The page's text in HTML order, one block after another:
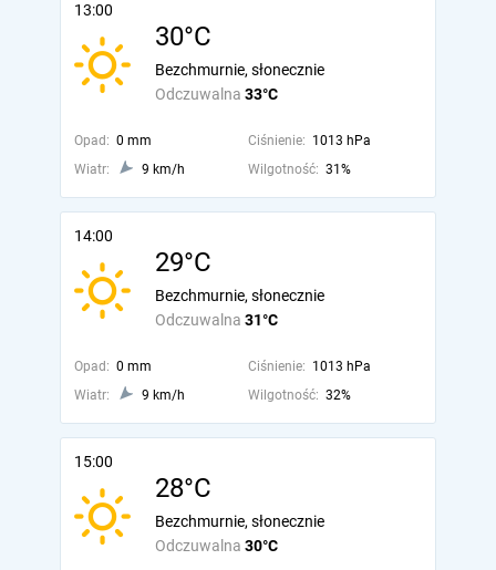
13:00
30°C
Odczuwalna 33°C
Bezchmurnie, słonecznie
Opad: 0 mm Ciśnienie: 1013 hPa
Wiatr:
9 km/h Wilgotność: 31%
14:00
29°C
Odczuwalna 31°C
Bezchmurnie, słonecznie
Opad: 0 mm Ciśnienie: 1013 hPa
Wiatr:
9 km/h Wilgotność: 32%
15:00
28°C
Odczuwalna 30°C
Bezchmurnie, słonecznie